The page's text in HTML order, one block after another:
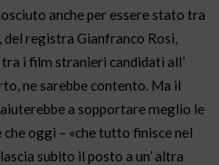
anche per essere stato tra
registra Gianfranco Rosi,
i film stranieri candidati all’
ne sarebbe contento. Ma il
a sopportare meglio le
oggi – «che tutto finisce nel
subito il posto a un’ altra